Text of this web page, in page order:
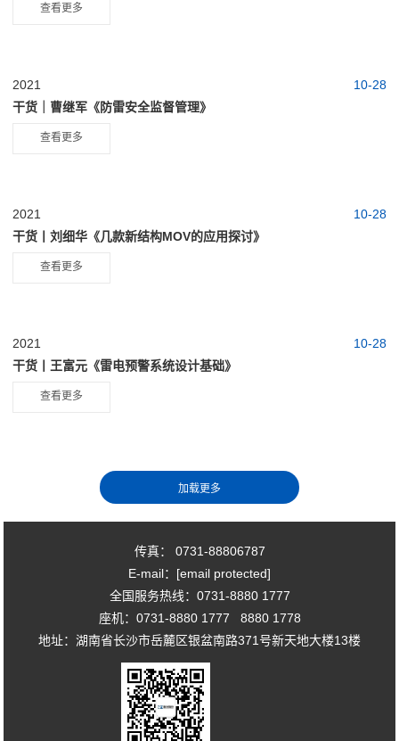
查看更多
10-28
2021
干货｜曹继军《防雷安全监督管理》
查看更多
10-28
2021
干货丨刘细华《几款新结构MOV的应用探讨》
查看更多
10-28
2021
干货丨王富元《雷电预警系统设计基础》
查看更多
传真： 0731-88806787
E-mail： [email protected]
全国服务热线：0731-8880 1777
座机：0731-8880 1777 8880 1778
地址：湖南省长沙市岳麓区银盆南路371号新天地大楼13楼